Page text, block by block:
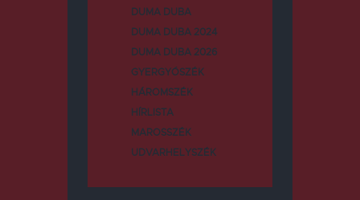
DUMA DUBA
DUMA DUBA 2024
DUMA DUBA 2026
GYERGYÓSZÉK
HÁROMSZÉK
HÍRLISTA
MAROSSZÉK
UDVARHELYSZÉK